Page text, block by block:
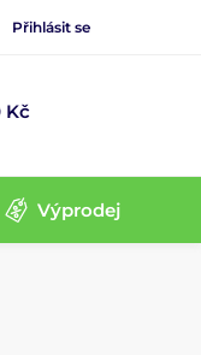
Přihlásit se
Kč
Výprodej